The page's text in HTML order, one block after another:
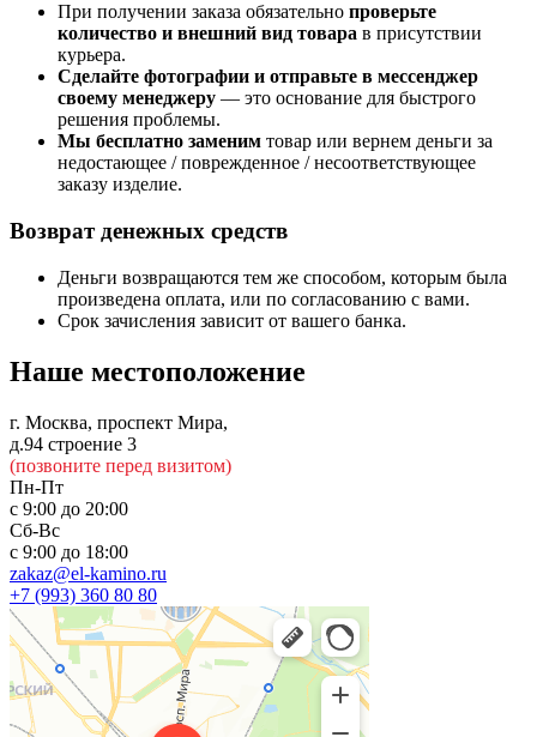
При получении заказа обязательно проверьте
количество и внешний вид товара в присутствии
курьера.
Сделайте фотографии и отправьте в мессенджер
своему менеджеру — это основание для быстрого
решения проблемы.
Мы бесплатно заменим товар или вернем деньги за
недостающее / поврежденное / несоответствующее
заказу изделие.
Возврат денежных средств
Деньги возвращаются тем же способом, которым была
произведена оплата, или по согласованию с вами.
Срок зачисления зависит от вашего банка.
Наше местоположение
г. Москва, проспект Мира,
д.94 строение 3
(позвоните перед визитом)
Пн-Пт
с 9:00 до 20:00
Сб-Вс
с 9:00 до 18:00
zakaz@el-kamino.ru
+7 (993) 360 80 80